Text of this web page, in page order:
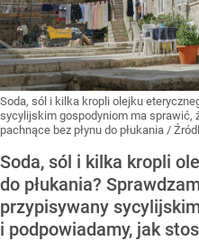
Soda, sól i kilka kropli olejku
sycylijskim gospodyniom ma sprawić,
pachnące bez płynu do płukania /
Soda, sól i kilka kropli
do płukania?
przypisywany
i podpowiadamy, jak